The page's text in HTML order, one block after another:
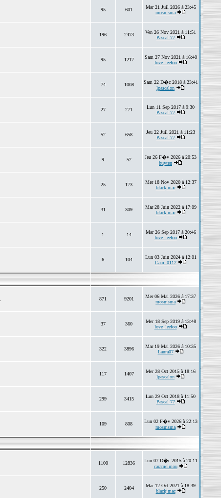
95 601
Mar 21 Juil 2026 à 23:45
mosmsma
196 2473
Ven 26 Nov 2021 à 11:51
Pascal 77
95 1217
Sam 27 Nov 2021 à 16:40
love_leeloo
74 1008
Sam 22 D�c 2018 à 23:41
lpascalon
27 271
Lun 11 Sep 2017 à 9:30
Pascal 77
52 658
Jeu 22 Juil 2021 à 11:23
Pascal 77
9 52
Jeu 26 F�v 2026 à 20:53
buyten
25 173
Mer 18 Nov 2020 à 12:37
blackjmac
31 309
Mar 28 Juin 2022 à 17:09
blackjmac
1 14
Mar 26 Sep 2017 à 20:46
love_leeloo
6 104
Lun 03 Juin 2024 à 12:01
Cam_0112
871 9201
Mer 06 Mai 2026 à 17:37
mosmsma
37 360
Mer 18 Sep 2019 à 13:48
love_leeloo
322 3896
Mar 19 Mai 2026 à 10:35
Laura07
117 1407
Mer 28 Oct 2015 à 18:16
lpascalon
299 3415
Lun 29 Oct 2018 à 11:50
Pascal 77
109 808
Lun 02 F�v 2026 à 22:13
mosmsma
1100 12836
Lun 07 D�c 2015 à 20:11
caramelmou
250 2404
Mar 12 Oct 2021 à 18:39
blackjmac